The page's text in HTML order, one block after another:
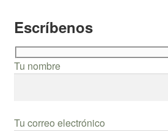
Escríbenos
Tu nombre
Tu correo electrónico